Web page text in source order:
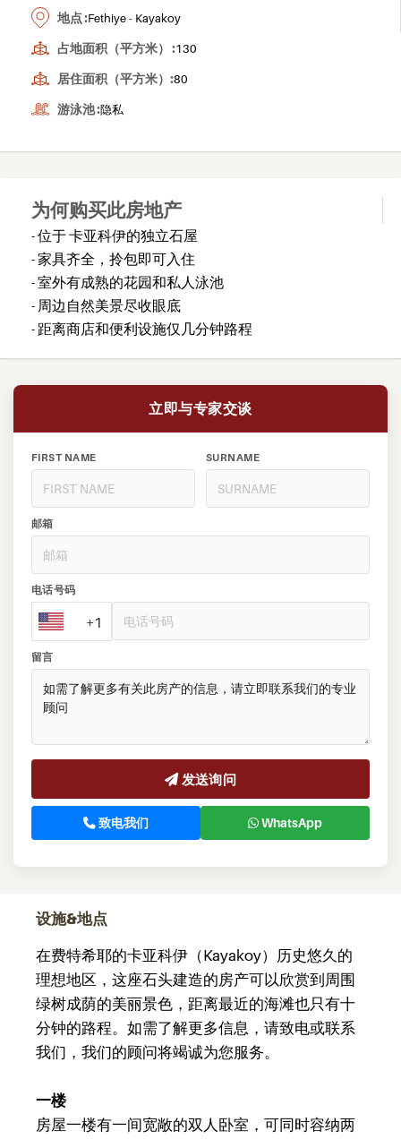
地点 :Fethiye - Kayakoy
占地面积（平方米） :130
居住面积（平方米）:80
游泳池 :隐私
为何购买此房地产
- 位于 卡亚科伊的独立石屋
- 家具齐全，拎包即可入住
- 室外有成熟的花园和私人泳池
- 周边自然美景尽收眼底
- 距离商店和便利设施仅几分钟路程
立即与专家交谈
FIRST NAME SURNAME
邮箱
电话号码
+1
留言
发送询问
致电我们 WhatsApp
设施&地点
在费特希耶的卡亚科伊（Kayakoy）历史悠久的
理想地区，这座石头建造的房产可以欣赏到周围
绿树成荫的美丽景色，距离最近的海滩也只有十
分钟的路程。如需了解更多信息，请致电或联系
我们，我们的顾问将竭诚为您服务。
一楼
房屋一楼有一间宽敞的双人卧室，可同时容纳两